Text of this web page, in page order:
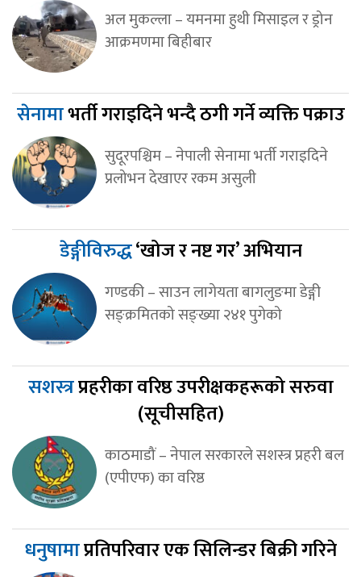
अल मुकल्ला – यमनमा हुथी मिसाइल र ड्रोन
आक्रमणमा बिहीबार
सेनामाभर्ती गराइदिने भन्दै ठगी गर्ने व्यक्ति पक्राउ
सुदूरपश्चिम – नेपाली सेनामा भर्ती गराइदिने
प्रलोभन देखाएर रकम असुली
डेङ्गीविरुद्ध‘खोज र नष्ट गर’ अभियान
गण्डकी – साउन लागेयता बागलुङमा डेङ्गी
सङ्क्रमितको सङ्ख्या २४१ पुगेको
सशस्त्रप्रहरीका वरिष्ठ उपरीक्षकहरूको सरुवा
(सूचीसहित)
काठमाडौं – नेपाल सरकारले सशस्त्र प्रहरी बल
(एपीएफ) का वरिष्ठ
धनुषामाप्रतिपरिवार एक सिलिन्डर बिक्री गरिने